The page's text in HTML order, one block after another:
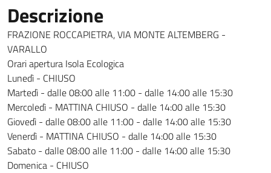
Descrizione
FRAZIONE ROCCAPIETRA, VIA MONTE ALTEMBERG -
VARALLO
Orari apertura Isola Ecologica
Lunedì - CHIUSO
Martedì - dalle 08:00 alle 11:00 - dalle 14:00 alle 15:30
Mercoledì - MATTINA CHIUSO - dalle 14:00 alle 15:30
Giovedì - dalle 08:00 alle 11:00 - dalle 14:00 alle 15:30
Venerdì - MATTINA CHIUSO - dalle 14:00 alle 15:30
Sabato - dalle 08:00 alle 11:00 - dalle 14:00 alle 15:30
Domenica - CHIUSO